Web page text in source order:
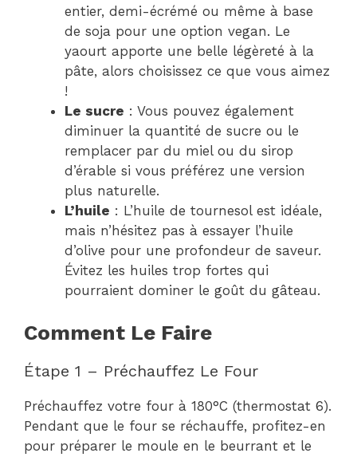
entier, demi-écrémé ou même à base
de soja pour une option vegan. Le
yaourt apporte une belle légèreté à la
pâte, alors choisissez ce que vous aimez
!
Le sucre : Vous pouvez également
diminuer la quantité de sucre ou le
remplacer par du miel ou du sirop
d’érable si vous préférez une version
plus naturelle.
L’huile : L’huile de tournesol est idéale,
mais n’hésitez pas à essayer l’huile
d’olive pour une profondeur de saveur.
Évitez les huiles trop fortes qui
pourraient dominer le goût du gâteau.
Comment Le Faire
Étape 1 – Préchauffez Le Four
Préchauffez votre four à 180°C (thermostat 6).
Pendant que le four se réchauffe, profitez-en
pour préparer le moule en le beurrant et le